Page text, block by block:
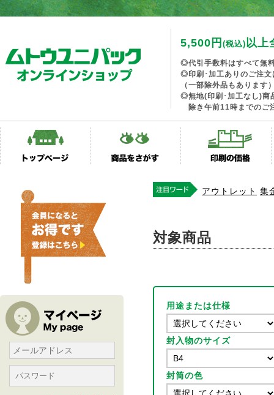
5,500円 (税込)以上
◎代引手数料はすべて無
◎印刷･加工ありのご注文
（一部除外品もあります
◎無地(印刷･加工なし)商
除き午前11時までのご
アウトレット 集
対象商品
用途または仕様
封入物のサイズ
封筒の色